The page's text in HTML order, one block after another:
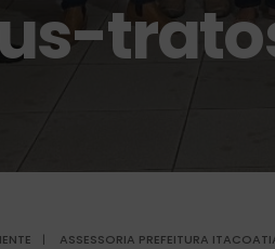
| ASSESSORIA PREFEITURA